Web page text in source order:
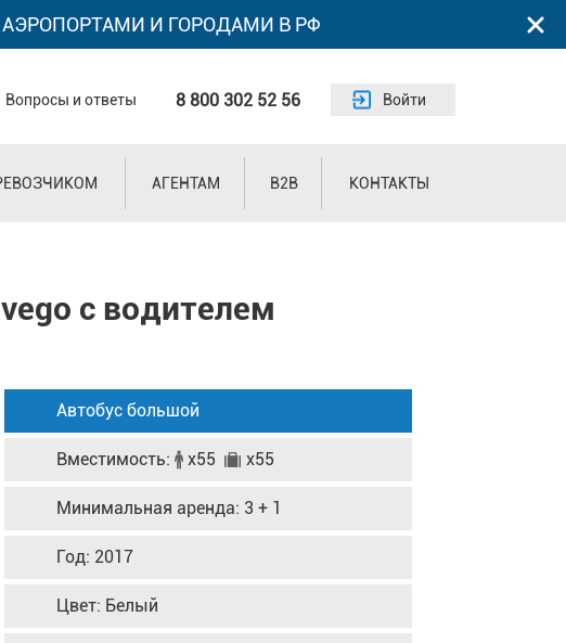
И ГОРОДАМИ В РФ
Вопросы и ответы 8 800 302 52 56 Войти
АГЕНТАМ B2B КОНТАКТЫ
с водителем
Автобус большой
Вместимость: x55 x55
Минимальная аренда: 3 + 1
Год: 2017
Цвет: Белый